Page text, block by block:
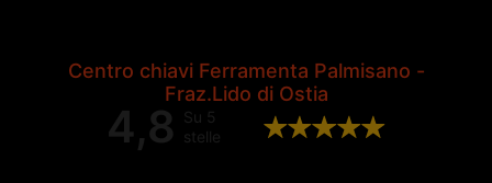
Centro chiavi Ferramenta Palmisano -
Fraz.Lido di Ostia
4,8
Su 5
stelle